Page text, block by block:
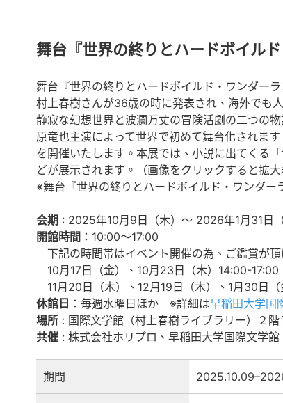
舞台『世界の終りとハードボイル
舞台『世界の終りとハードボイルド・ワンダー
村上春樹さんが36歳の時に発表され、海外でも
静寂な幻想世界と波瀾万丈の冒険活劇の二つの
原竜也主演によって世界で初めて舞台化されま
を開催いたします。本展では、小説に出てくる
どが展示されます。（画像をクリックすると拡大
※舞台『世界の終りとハードボイルド・ワンダー
会期 : 2025年10月9日（木）〜 2026年1月31日（
開館時間 ：10:00〜17:00
下記の時間帯はイベント開催の為、ご鑑賞が頂
10月17日（金）、10月23日（木）14:00-17:00
11月20日（木）、12月19日（木）、1月30日
休館日 ：毎週水曜日ほか ※詳細は早稲田大学国
場所 : 国際文学館（村上春樹ライブラリー）２階
共催 : 株式会社ホリプロ、早稲田大学国際文学館
期間